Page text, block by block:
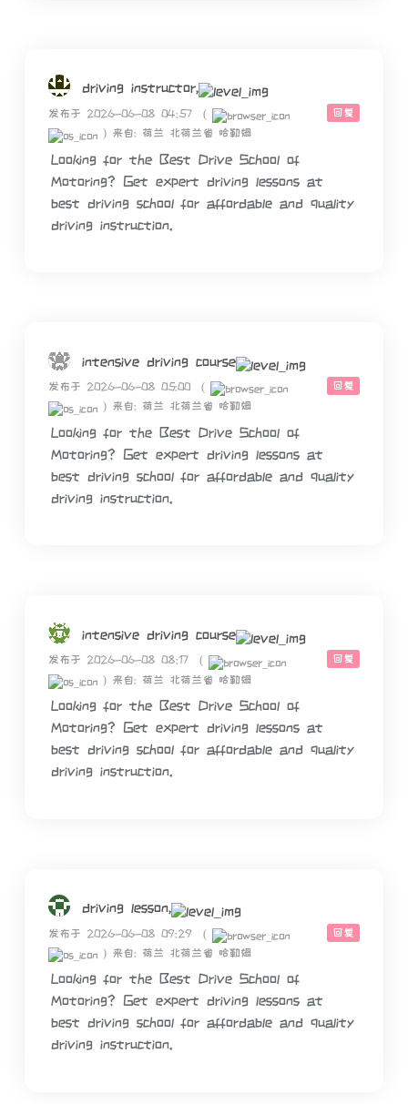
driving instructor,
回复
发布于 2026-06-08 04:57
(
) 来自: 荷兰 北荷兰省 哈勒姆
Looking for the Best Drive School of
Motoring? Get expert driving lessons at
best driving school for affordable and quality
driving instruction.
intensive driving course
回复
发布于 2026-06-08 05:00
(
) 来自: 荷兰 北荷兰省 哈勒姆
Looking for the Best Drive School of
Motoring? Get expert driving lessons at
best driving school for affordable and quality
driving instruction.
intensive driving course
回复
发布于 2026-06-08 08:17
(
) 来自: 荷兰 北荷兰省 哈勒姆
Looking for the Best Drive School of
Motoring? Get expert driving lessons at
best driving school for affordable and quality
driving instruction.
driving lesson,
回复
发布于 2026-06-08 09:29
(
) 来自: 荷兰 北荷兰省 哈勒姆
Looking for the Best Drive School of
Motoring? Get expert driving lessons at
best driving school for affordable and quality
driving instruction.